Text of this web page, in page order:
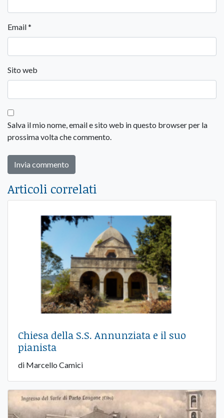
Email*
Sito web
Salva il mio nome, email e sito web in questo browser per la
prossima volta che commento.
Articoli correlati
Chiesa della S.S. Annunziata e il suo
pianista
di Marcello Camici